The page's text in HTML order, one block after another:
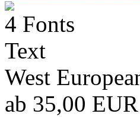
4 Fonts
Text
West
ab 35,00 EUR